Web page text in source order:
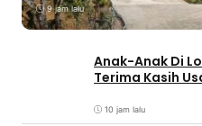
9 jam lalu
Anak-Anak Di
Terima Kasih
10 jam lalu